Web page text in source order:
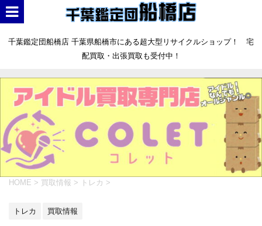
千葉鑑定団船橋店 千葉県船橋市にある超大型リサイクルショップ！ 宅
配買取・出張買取も受付中！
HOME > 買取情報 > トレカ >
トレカ 買取情報